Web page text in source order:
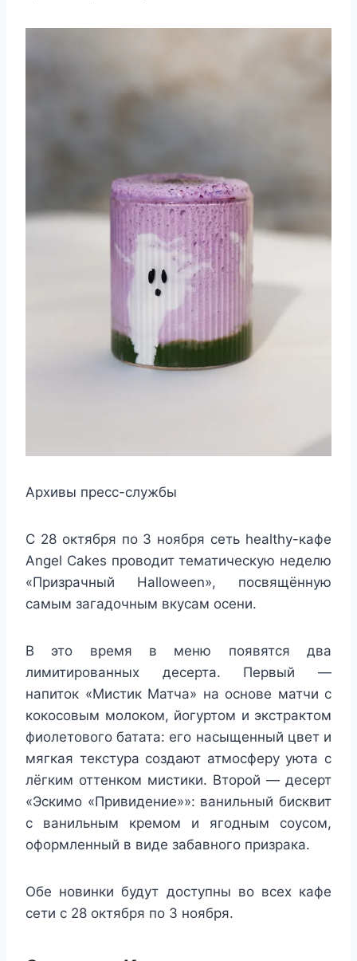
Архивы пресс-службы
С 28 октября по 3 ноября сеть healthy-кафе
Angel Cakes проводит тематическую неделю
«Призрачный Halloween», посвящённую
самым загадочным вкусам осени.
В это время в меню появятся два
лимитированных десерта. Первый —
напиток «Мистик Матча» на основе матчи с
кокосовым молоком, йогуртом и экстрактом
фиолетового батата: его насыщенный цвет и
мягкая текстура создают атмосферу уюта с
лёгким оттенком мистики. Второй — десерт
«Эскимо «Привидение»»: ванильный бисквит
с ванильным кремом и ягодным соусом,
оформленный в виде забавного призрака.
Обе новинки будут доступны во всех кафе
сети с 28 октября по 3 ноября.